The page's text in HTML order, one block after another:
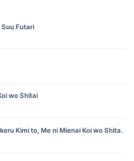
Suu Futari
wo Shitai
Kimi to, Me ni Mienai Koi wo Shita.